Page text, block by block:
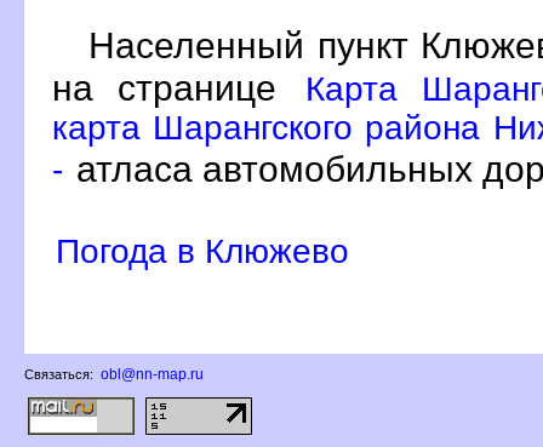
Населенный пункт
на странице
Карта
карта Шарангского района
- атласа автомобильных
Погода в Клюжево
Связаться: obl@nn-map.ru